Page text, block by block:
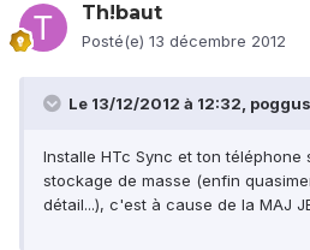
Th!baut
Posté(e) 13 décembre 2012
Le 13/12/2012 à 12:32,
Installe HTc Sync et ton téléphone
stockage de masse (enfin
détail...), c'est à cause de la MAJ